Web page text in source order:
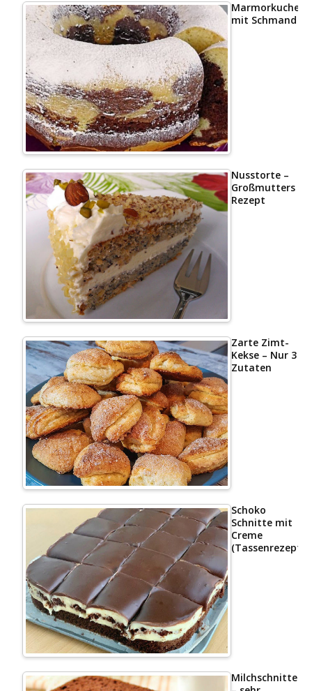
Marmorkuchen
mit Schmand
Nusstorte –
Großmutters
Rezept
Zarte Zimt-
Kekse – Nur 3
Zutaten
Schoko
Schnitte mit
Creme
(Tassenrezept)